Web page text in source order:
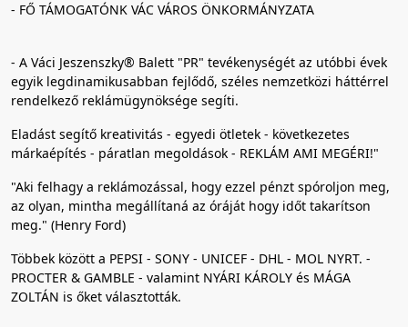
- FŐ TÁMOGATÓNK VÁC VÁROS ÖNKORMÁNYZATA
- A Váci Jeszenszky® Balett "PR" tevékenységét az utóbbi évek
egyik legdinamikusabban fejlődő, széles nemzetközi háttérrel
rendelkező reklámügynöksége segíti.
Eladást segítő kreativitás - egyedi ötletek - következetes
márkaépítés - páratlan megoldások - REKLÁM AMI MEGÉRI!"
"Aki felhagy a reklámozással, hogy ezzel pénzt spóroljon meg,
az olyan, mintha megállítaná az óráját hogy időt takarítson
meg." (Henry Ford)
Többek között a PEPSI - SONY - UNICEF - DHL - MOL NYRT. -
PROCTER & GAMBLE - valamint NYÁRI KÁROLY és MÁGA
ZOLTÁN is őket választották.